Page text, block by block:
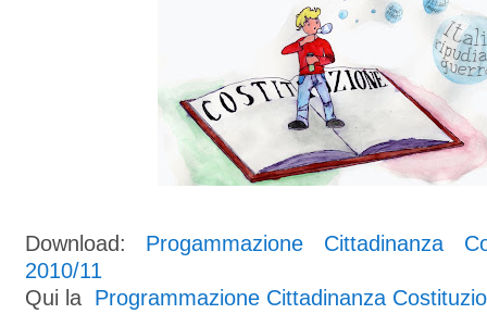
Download: Progammazione Cittadinanza
2010/11
Qui la Programmazione Cittadinanza